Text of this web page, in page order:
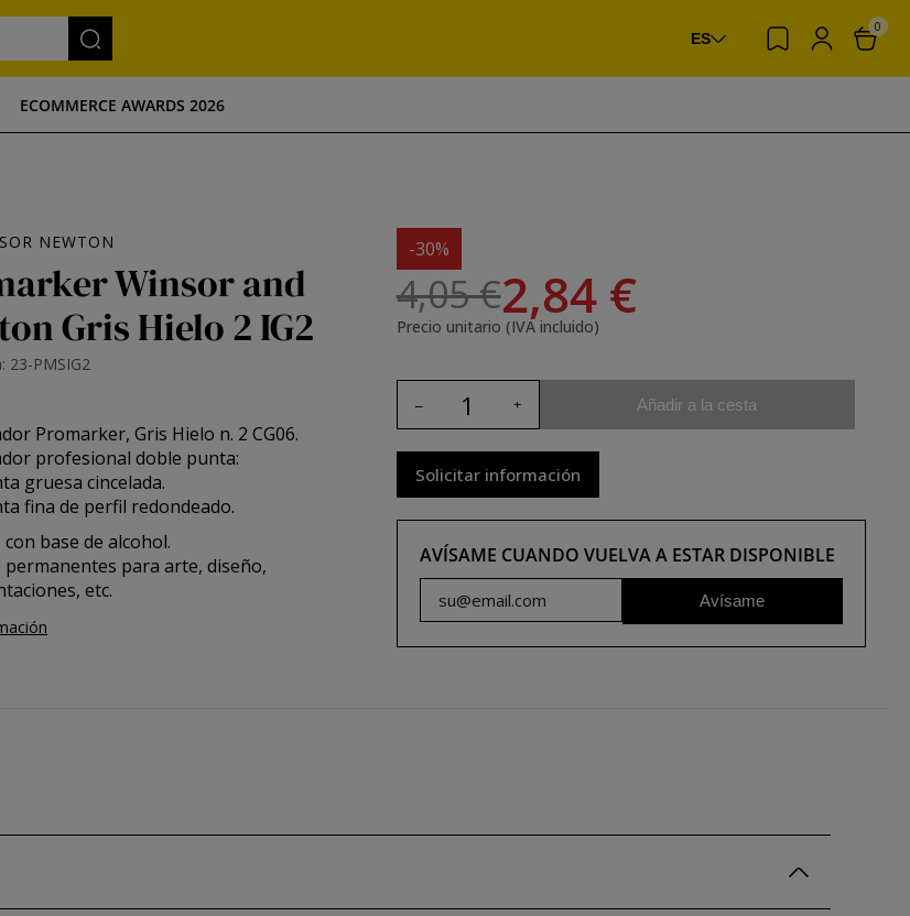
ES
0
ECOMMERCE AWARDS 2026
NEWTON
Winsor and
Gris Hielo 2 IG2
23-PMSIG2
Promarker, Gris Hielo n. 2 CG06.
profesional doble punta:
gruesa cincelada.
fina de perfil redondeado.
base de alcohol.
permanentes para arte, diseño,
etc.
-30%
4,05 €2,84 €
Precio unitario (IVA incluido)
Añadir a la cesta
Solicitar información
AVÍSAME CUANDO VUELVA A ESTAR DISPONIBLE
Avísame